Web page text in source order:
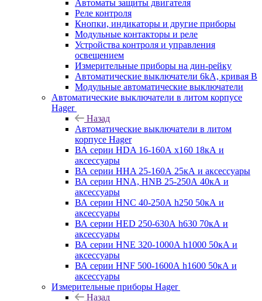
Автоматы защиты двигателя
Реле контроля
Кнопки, индикаторы и другие приборы
Модульные контакторы и реле
Устройства контроля и управления
освещением
Измерительные приборы на дин-рейку
Автоматические выключатели 6kA, кривая В
Модульные автоматические выключатели
Автоматические выключатели в литом корпусе
Hager
Назад
Автоматические выключатели в литом
корпусе Hager
ВА серии HDA 16-160А x160 18кА и
аксессуары
ВА серии HHA 25-160А 25кА и аксессуары
ВА серии HNA, HNB 25-250А 40кА и
аксессуары
ВА серии HNC 40-250А h250 50кА и
аксессуары
ВА серии HED 250-630А h630 70кА и
аксессуары
ВА серии HNE 320-1000А h1000 50кА и
аксессуары
ВА серии HNF 500-1600А h1600 50кА и
аксессуары
Измерительные приборы Hager
Назад